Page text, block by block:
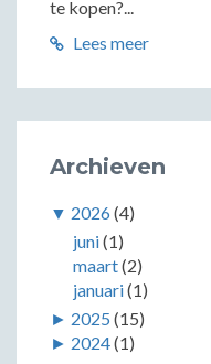
te kopen?...
Lees meer
Archieven
▼ 2026(4)
juni(1)
maart(2)
januari(1)
► 2025 (15)
► 2024(1)